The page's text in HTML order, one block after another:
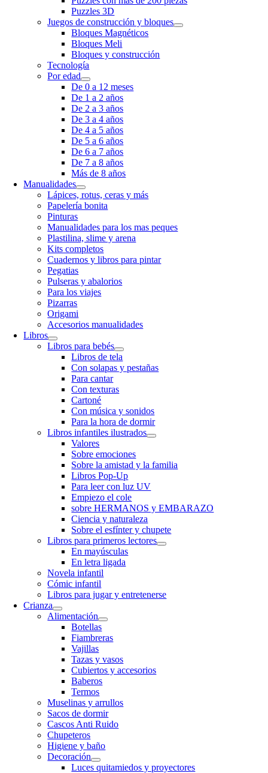
Puzzles 3D
Juegos de construcción y bloques
Bloques Magnéticos
Bloques Meli
Bloques y construcción
Tecnología
Por edad
De 0 a 12 meses
De 1 a 2 años
De 2 a 3 años
De 3 a 4 años
De 4 a 5 años
De 5 a 6 años
De 6 a 7 años
De 7 a 8 años
Más de 8 años
Manualidades
Lápices, rotus, ceras y más
Papelería bonita
Pinturas
Manualidades para los mas peques
Plastilina, slime y arena
Kits completos
Cuadernos y libros para pintar
Pegatias
Pulseras y abalorios
Para los viajes
Pizarras
Origami
Accesorios manualidades
Libros
Libros para bebés
Libros de tela
Con solapas y pestañas
Para cantar
Con texturas
Cartoné
Con música y sonidos
Para la hora de dormir
Libros infantiles ilustrados
Valores
Sobre emociones
Sobre la amistad y la familia
Libros Pop-Up
Para leer con luz UV
Empiezo el cole
sobre HERMANOS y EMBARAZO
Ciencia y naturaleza
Sobre el esfínter y chupete
Libros para primeros lectores
En mayúsculas
En letra ligada
Novela infantil
Cómic infantil
Libros para jugar y entretenerse
Crianza
Alimentación
Botellas
Fiambreras
Vajillas
Tazas y vasos
Cubiertos y accesorios
Baberos
Termos
Muselinas y arrullos
Sacos de dormir
Cascos Anti Ruido
Chupeteros
Higiene y baño
Decoración
Luces quitamiedos y proyectores